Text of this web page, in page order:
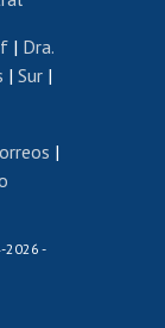
| Dra.
| Sur |
|
2026 -